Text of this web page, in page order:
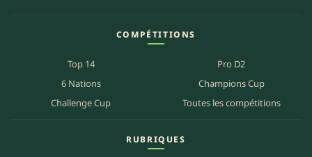
COMPÉTITIONS
Top 14
Pro D2
6 Nations
Champions Cup
Challenge Cup
Toutes les compétitions
RUBRIQUES